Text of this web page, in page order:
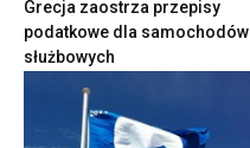
Grecja zaostrza przepisy
podatkowe dla samochodów
służbowych